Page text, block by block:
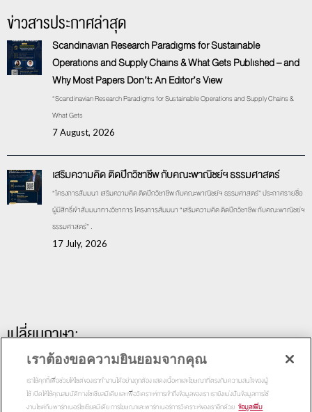
ข่าวสารประกาศล่าสุด
Scandinavian Research Paradigms for Sustainable
Operations and Supply Chains & What Gets Published – and
Why Most Papers Don’t: An Editor’s View
“Scandinavian Research Paradigms for Sustainable Operations and Supply Chains &
What Gets
7 August, 2026
เสริมความคิด ติดปีกวิชาชีพ กับคณะพาณิชย์ฯ ธรรมศาสตร์
“โครงการสัมมนา เสริมความคิด ติดปีกวิชาชีพ กับคณะพาณิชย์ฯ ธรรมศาสตร์” ประกาศรายชื่อ
ผู้มีสิทธิ์เข้าสัมมนาทางวิชาการ โครงการสัมมนา “เสริมความคิด ติดปีกวิชาชีพ กับคณะพาณิชย์ฯ
ธรรมศาสตร์” .
17 July, 2026
เปลี่ยนภาษา:
เราต้องขอความยินยอมจากคุณ
เราใช้คุกกี้เพื่อช่วยให้ไซต์ของเราทำงานได้อย่างถูกต้อง แสดงเนื้อหาและโฆษณาที่ตรงกับความสนใจของผู้
ใช้ เปิดให้ใช้คุณสมบัติทางโซเชียลมีเดีย และเพื่อวิเคราะห์การเข้าถึงข้อมูลของเรา เรายังแบ่งปันข้อมูลการใช้
งานไซต์กับพาร์ทเนอร์โซเชียลมีเดีย การโฆษณาและพาร์ทเนอร์การวิเคราะห์ของเราอีกด้วย ข้อมูลเพิ่ม